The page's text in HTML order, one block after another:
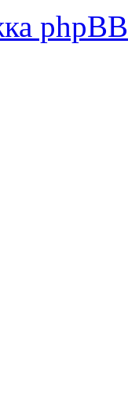
phpBB